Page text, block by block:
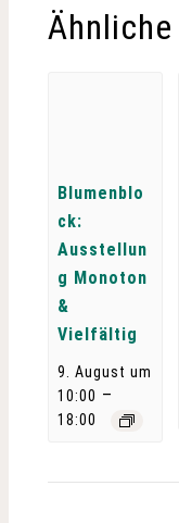
Blumenblo
ck:
Ausstellun
g Monoton
&
Vielfältig
9. August um
10:00 –
18:00